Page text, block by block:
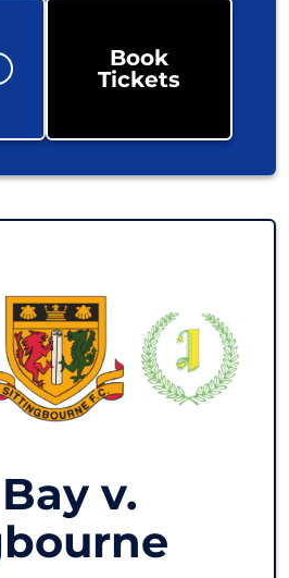
Book
Tickets
v.